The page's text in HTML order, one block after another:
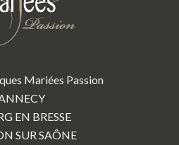
Mariées Passion
EN BRESSE
SUR SAÔNE